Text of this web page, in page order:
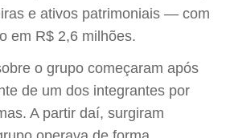
e ativos patrimoniais — com
em R$ 2,6 milhões.
o grupo começaram após
de um dos integrantes por
A partir daí, surgiram